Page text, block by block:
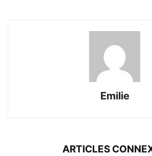
Emilie
ARTICLES